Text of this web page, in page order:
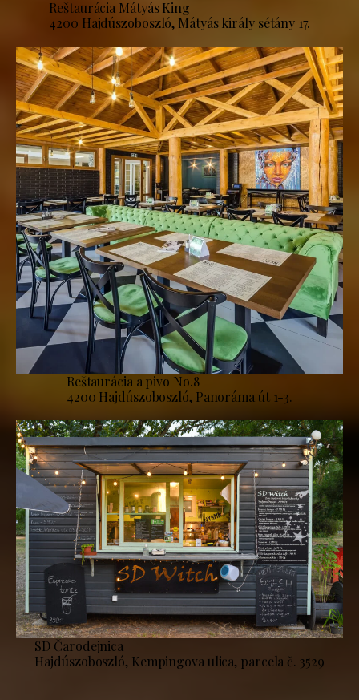
Reštaurácia Mátyás King
4200 Hajdúszoboszló, Mátyás király sétány 17.
Reštaurácia a pivo No.8
4200 Hajdúszoboszló, Panoráma út 1-3.
SD Čarodejnica
Hajdúszoboszló, Kempingova ulica, parcela č. 3529